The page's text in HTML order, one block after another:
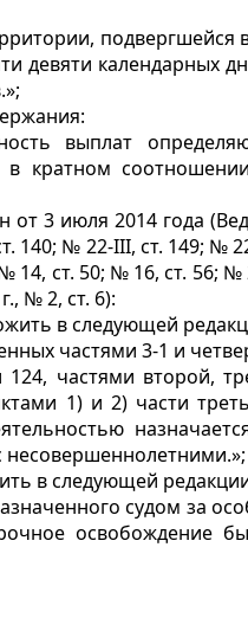
девяти календарных
выплат
кратном
от 3 июля 2014 года
140; № 22-III, ст. 149; №
14, ст. 50; № 16, ст. 56;
№ 2, ст. 6):
в следующей
частями 3-1 и
частями второй,
1) и 2) части
несовершеннолетними.»;
в следующей
судом за
освобождение